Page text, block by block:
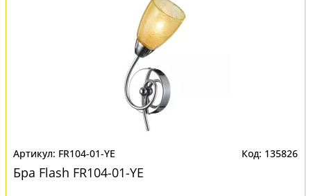
FR104-01-YE 135826
Бра Flash FR104-01-YE